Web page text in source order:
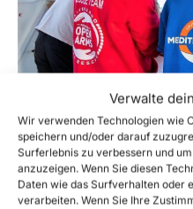
Verwalte
Wir verwenden Technologien wie
speichern und/oder darauf
Surferlebnis zu verbessern und
anzuzeigen. Wenn Sie diesen
Daten wie das Surfverhalten oder
verarbeiten. Wenn Sie Ihre
La flotta
con forza che
alle persone tratte